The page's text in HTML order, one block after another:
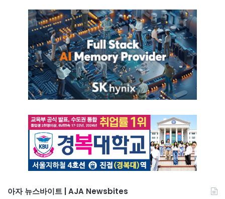
아자 뉴스바이트 | AJA Newsbites